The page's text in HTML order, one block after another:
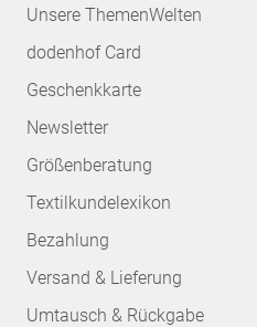
Unsere ThemenWelten
dodenhof Card
Geschenkkarte
Newsletter
Größenberatung
Textilkundelexikon
Bezahlung
Versand & Lieferung
Umtausch & Rückgabe